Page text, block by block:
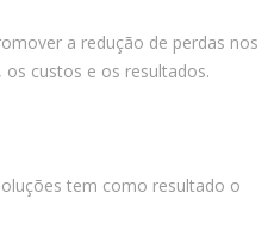
a redução de perdas nos
custos e os resultados.
tem como resultado o